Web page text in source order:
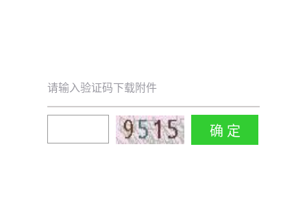
请输入验证码下载附件